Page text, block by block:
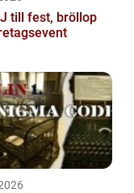
till fest, bröllop